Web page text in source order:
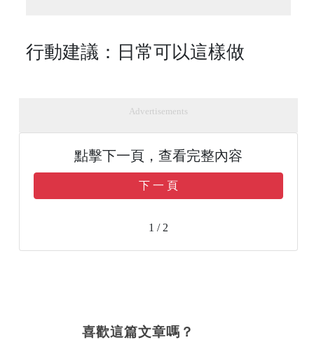
行動建議：日常可以這樣做
Advertisements
點擊下一頁，查看完整內容
下 一 頁
1 / 2
喜歡這篇文章嗎？